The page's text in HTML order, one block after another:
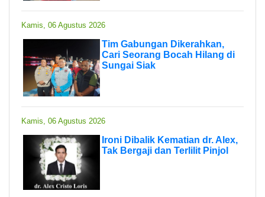
Kamis, 06 Agustus 2026
Tim Gabungan Dikerahkan,
Cari Seorang Bocah Hilang di
Sungai Siak
Kamis, 06 Agustus 2026
Ironi Dibalik Kematian dr. Alex,
Tak Bergaji dan Terlilit Pinjol